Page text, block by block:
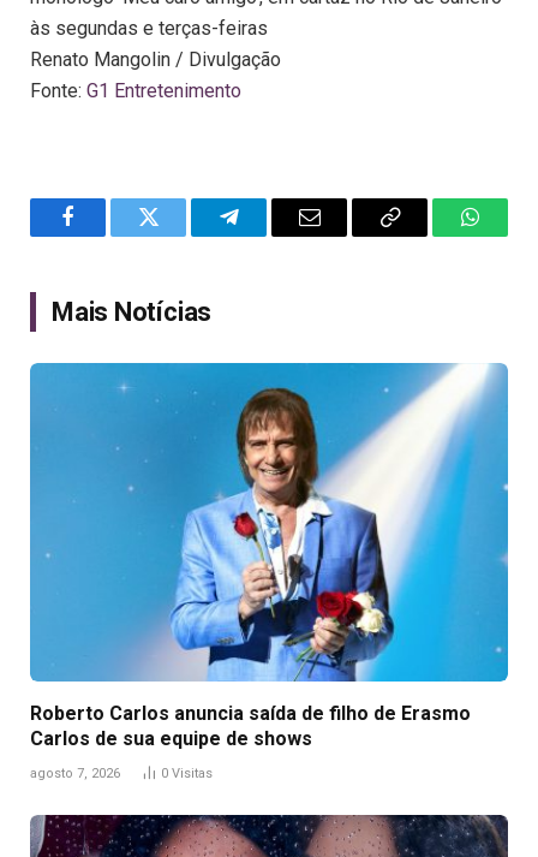
às segundas e terças-feiras
Renato Mangolin / Divulgação
Fonte: G1 Entretenimento
FacebookTwitter TelegramEmail
Copy
Mais Notícias
Roberto Carlos anuncia saída de filho de Erasmo
Carlos de sua equipe de shows
agosto 7, 2026 0 Visitas